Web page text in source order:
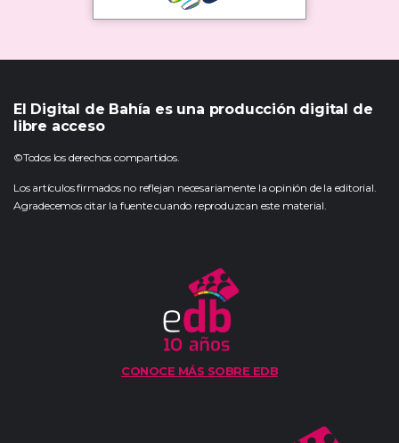
El Digital de Bahía es una producción digital de
libre acceso
©Todos los derechos compartidos.
Los artículos firmados no reflejan necesariamente la opinión de la editorial.
Agradecemos citar la fuente cuando reproduzcan este material.
CONOCE MÁS SOBRE EDB